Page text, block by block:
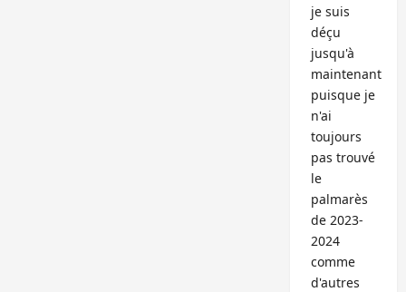
je suis
déçu
jusqu'à
maintenant
puisque je
n'ai
toujours
pas trouvé
le
palmarès
de 2023-
2024
comme
d'autres